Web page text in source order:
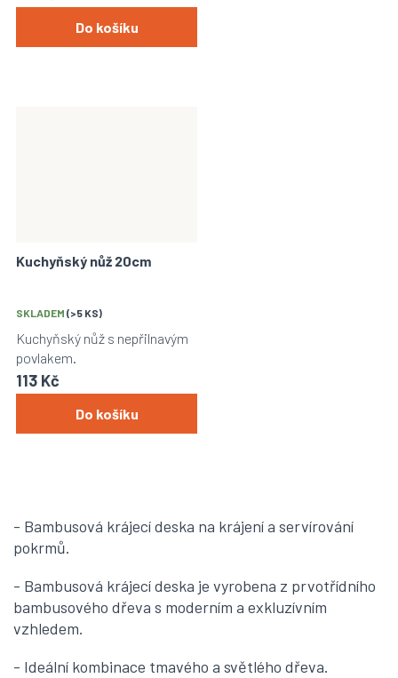
Do košíku
Kuchyňský nůž 20cm
SKLADEM (>5 KS)
113 Kč
Do košíku
Kuchyňský nůž s nepřilnavým
povlakem.
- Bambusová krájecí deska na krájení a servírování
pokrmů.
- Bambusová krájecí deska je vyrobena z prvotřídního
bambusového dřeva s moderním a exkluzívním
vzhledem.
- Ideální kombinace tmavého a světlého dřeva.